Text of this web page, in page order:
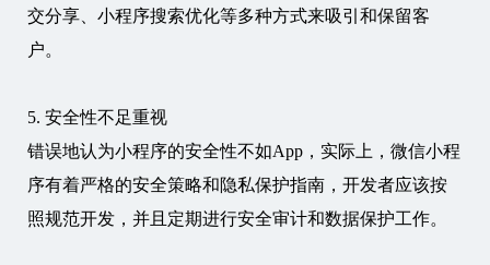
交分享、小程序搜索优化等多种方式来吸引和保留客
户。
5. 安全性不足重视
错误地认为小程序的安全性不如App，实际上，微信小程
序有着严格的安全策略和隐私保护指南，开发者应该按
照规范开发，并且定期进行安全审计和数据保护工作。